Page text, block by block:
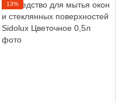
13%